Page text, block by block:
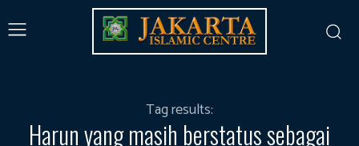
Tag results:
Harun yang masih berstatus sebagai